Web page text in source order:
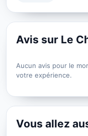
Avis sur Le
Aucun avis pour le
votre expérience.
Vous allez